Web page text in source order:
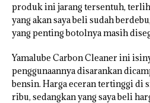
produk ini jarang tersentuh,
yang akan saya beli sudah
yang penting botolnya masih
Yamalube Carbon Cleaner ini
penggunaannya disarankan
bensin. Harga eceran tertinggi di
ribu, sedangkan yang saya beli